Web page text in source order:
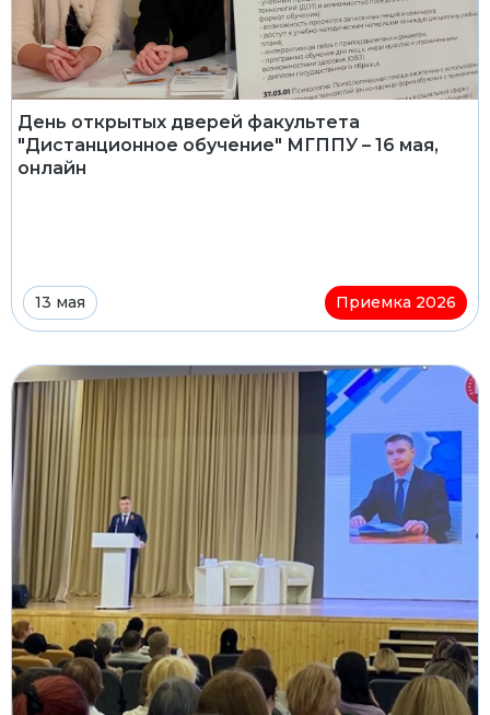
День открытых дверей факультета
"Дистанционное обучение" МГППУ – 16 мая,
онлайн
13 мая Приемка 2026